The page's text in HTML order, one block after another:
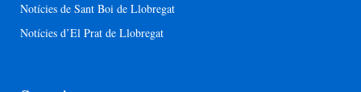
Notícies de Sant Boi de Llobregat
Notícies d’El Prat de Llobregat